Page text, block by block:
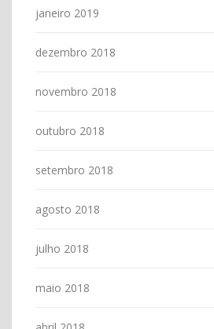
janeiro 2019
dezembro 2018
novembro 2018
outubro 2018
setembro 2018
agosto 2018
julho 2018
maio 2018